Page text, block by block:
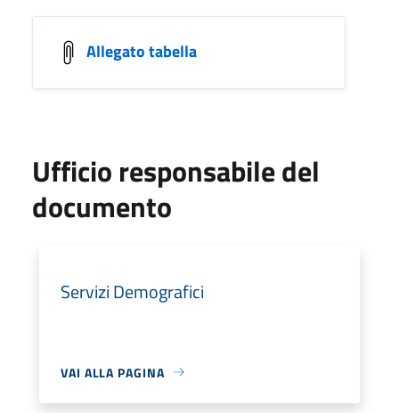
Allegato tabella
Ufficio responsabile del
documento
Servizi Demografici
VAI ALLA PAGINA